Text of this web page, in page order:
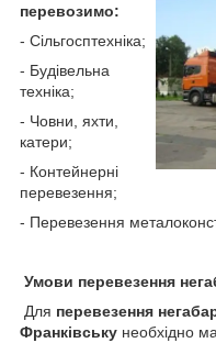
перевозимо:
- Сільгосптехніка;
- Будівельна
техніка;
- Човни, яхти,
катери;
- Контейнерні
перевезення;
- Перевезення
Умови перевезення
Для перевезення
Франківську необхідно